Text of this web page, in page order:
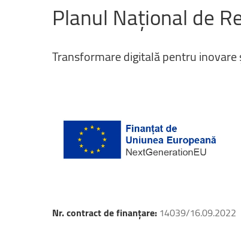
Planul Național de
Transformaredigitalăpentruinovare
Nr. contract de finanțare: 14039/16.09.2022